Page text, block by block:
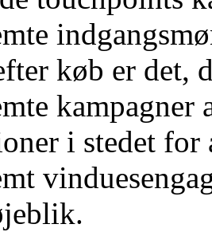
køb er det,
i stedet for